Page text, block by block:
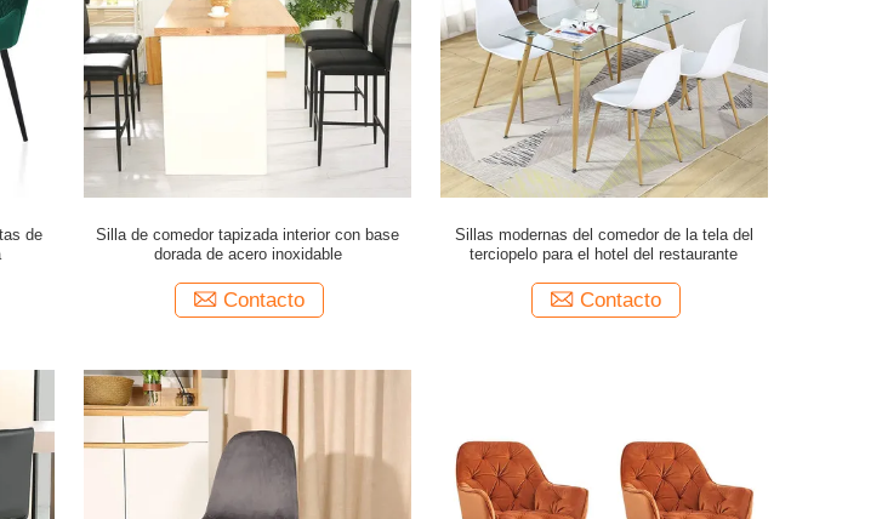
de
Silla de comedor tapizada interior con base
dorada de acero inoxidable
Contacto
Sillas modernas del comedor de la tela del
terciopelo para el hotel del restaurante
Contacto